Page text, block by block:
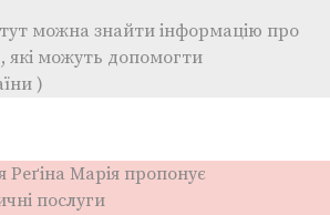
можна знайти інформацію про
які можуть допомогти
)
Реґіна Марія пропонує
послуги